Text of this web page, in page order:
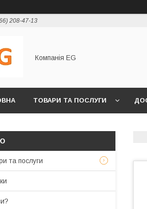
208-47-13
Компанія EG
ТОВАРИ ТА ПОСЛУГИ
та послуги